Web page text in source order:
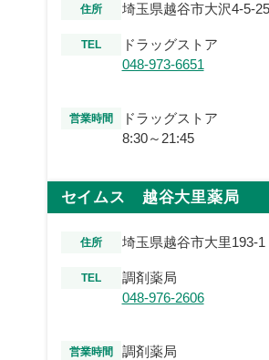
住所 埼玉県越谷市大沢4-5-25
TEL
ドラッグストア
048-973-6651
営業時間
ドラッグストア
8:30～21:45
セイムス 越谷大里薬局
住所 埼玉県越谷市大里193-1
TEL
調剤薬局
048-976-2606
営業時間
調剤薬局